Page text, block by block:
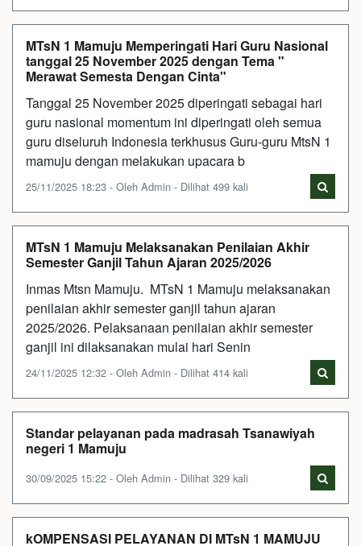
MTsN 1 Mamuju Memperingati Hari Guru Nasional
tanggal 25 November 2025 dengan Tema "
Merawat Semesta Dengan Cinta"
Tanggal 25 November 2025 diperingati sebagai hari
guru nasional momentum ini diperingati oleh semua
guru diseluruh Indonesia terkhusus Guru-guru MtsN 1
mamuju dengan melakukan upacara b
25/11/2025 18:23 - Oleh Admin - Dilihat 499 kali
MTsN 1 Mamuju Melaksanakan Penilaian Akhir
Semester Ganjil Tahun Ajaran 2025/2026
Inmas Mtsn Mamuju. MTsN 1 Mamuju melaksanakan
penilaian akhir semester ganjil tahun ajaran
2025/2026. Pelaksanaan penilaian akhir semester
ganjil ini dilaksanakan mulai hari Senin
24/11/2025 12:32 - Oleh Admin - Dilihat 414 kali
Standar pelayanan pada madrasah Tsanawiyah
negeri 1 Mamuju
30/09/2025 15:22 - Oleh Admin - Dilihat 329 kali
kOMPENSASI PELAYANAN DI MTsN 1 MAMUJU